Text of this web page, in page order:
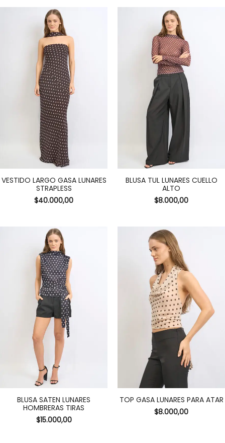
VESTIDO LARGO GASA LUNARES
STRAPLESS
$40.000,00
BLUSA TUL LUNARES CUELLO
ALTO
$8.000,00
BLUSA SATEN LUNARES
HOMBRERAS TIRAS
$15.000,00
TOP GASA LUNARES PARA ATAR
$8.000,00